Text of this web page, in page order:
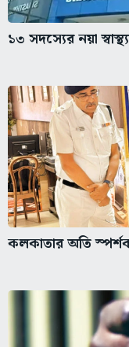
১৩ সদস্যের নয়া
কলকাতার অতি